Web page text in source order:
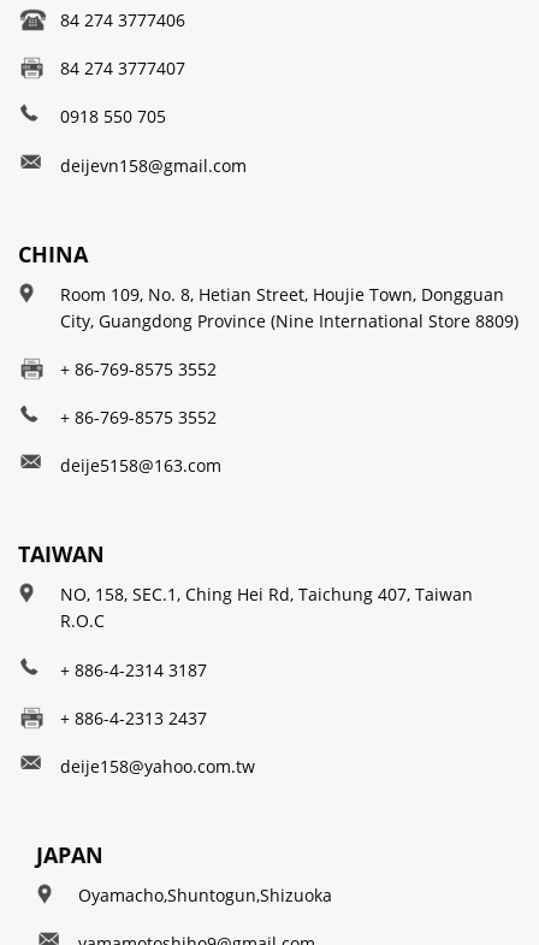
84 274 3777406
84 274 3777407
0918 550 705
deijevn158@gmail.com
CHINA
Room 109, No. 8, Hetian Street, Houjie Town, Dongguan
City, Guangdong Province (Nine International Store 8809)
+ 86-769-8575 3552
+ 86-769-8575 3552
deije5158@163.com
TAIWAN
NO, 158, SEC.1, Ching Hei Rd, Taichung 407, Taiwan
R.O.C
+ 886-4-2314 3187
+ 886-4-2313 2437
deije158@yahoo.com.tw
JAPAN
Oyamacho,Shuntogun,Shizuoka